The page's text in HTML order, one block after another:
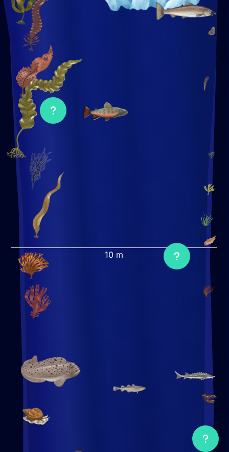
popup
Ouvrir
le
Ouvrir
le
Ouvrir
le